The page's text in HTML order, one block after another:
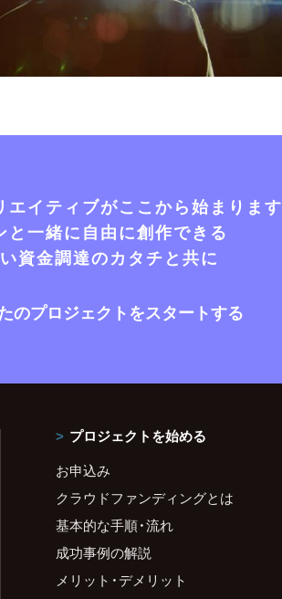
エイティブがここから始まります
と一緒に自由に創作できる
資金調達のカタチと共に
のプロジェクトをスタートする
プロジェクトを始める
お申込み
クラウドファンディングとは
基本的な手順・流れ
成功事例の解説
メリット・デメリット